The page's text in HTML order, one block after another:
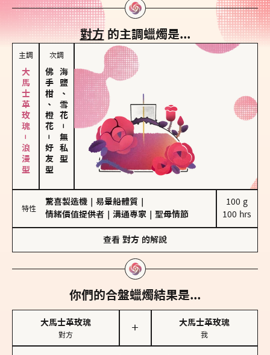
對方的主調蠟燭是...
主調
大馬士革玫瑰－浪漫型
次調
佛手柑、橙花
－
好友型
海鹽、雪花
－
無私型
特性
驚喜製造機 易暈船體質
情緒價值提供者
溝通專家 聖母情節
100 g
100 hrs
查看 對方 的解說
你們的合盤蠟燭結果是...
大馬士革玫瑰
對方
＋
大馬士革玫瑰
我